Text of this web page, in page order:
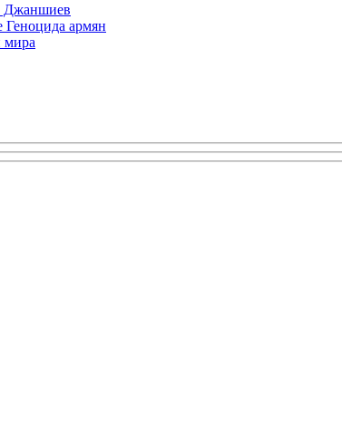
Джаншиев
армян
мира